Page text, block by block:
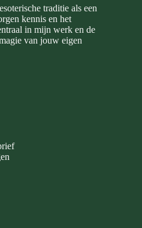
traditie als een
kennis en het
in mijn werk en de
van jouw eigen